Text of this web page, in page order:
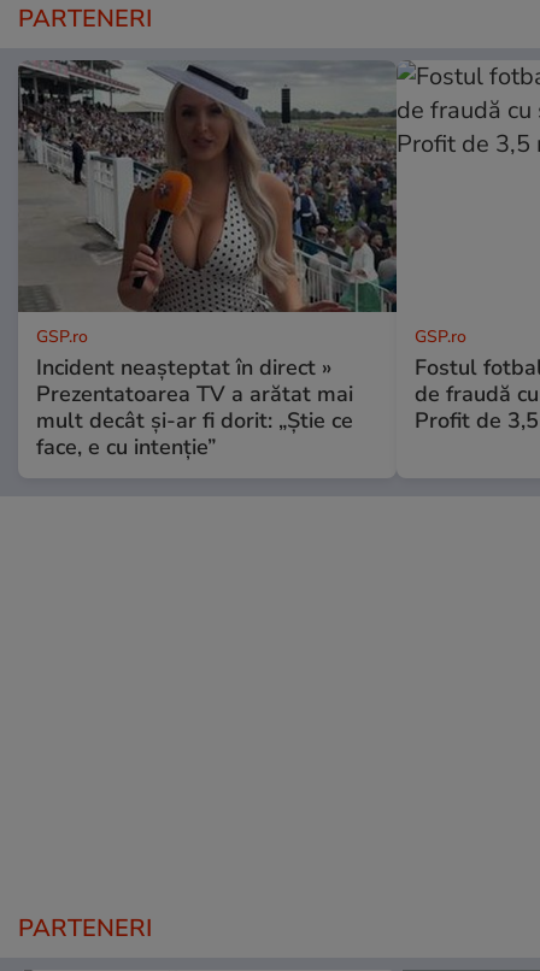
PARTENERI
GSP.ro
Incident neașteptat în direct »
Prezentatoarea TV a arătat mai
mult decât și-ar fi dorit: „Știe ce
face, e cu intenție”
GSP.ro
Fostul
de fraudă
Profit de
PARTENERI